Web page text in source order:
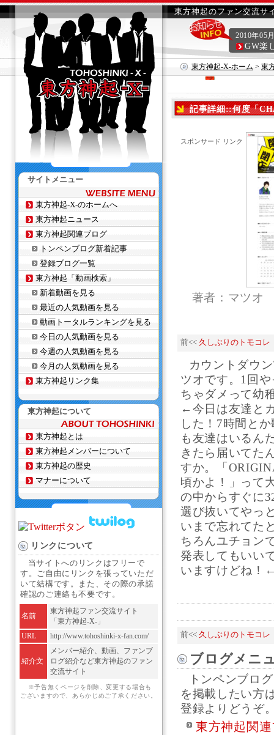
東方神起のファン交流サ
東方神起-X-ホーム > 東
2010年05
GW楽
記事詳細::何度「
スポンサード リンク
著者：マツオ
前<< 久しぶりのトモコレ
カウントダウ
ツオです。1回
ちゃダメって幼
←今日は友達と
した！7時間と
も友達はいるん
きたら届いてた
すか。「
頃かよ！」って
の中からすぐに
選び抜いてやっ
いまで忘れてた
ちろんユチョン
発表してもいい
いますけどね！
前<< 久しぶりのトモコレ
ブログメニ
トンペンブロ
を掲載したい方
登録よりどうぞ
東方神起関
サイトメニュー
東方神起-X-のホームへ
東方神起ニュース
東方神起関連ブログ
トンペンブログ新着記事
登録ブログ一覧
東方神起「動画検索」
新着動画を見る
最近の人気動画を見る
動画トータルランキングを見る
今日の人気動画を見る
今週の人気動画を見る
今月の人気動画を見る
東方神起リンク集
東方神起について
東方神起とは
東方神起メンバーについて
東方神起の歴史
マナーについて
リンクについて
当サイトへのリンクはフリーで
す。ご自由にリンクを張っていただ
いて結構です。また、その際の承諾
確認のご連絡も不要です。
名前
東方神起ファン交流サイト
「東方神起-X-」
URL
http://www.tohoshinki-x-fan.com/
紹介文
メンバー紹介、動画、ファンブ
ログ紹介など東方神起のファン
交流サイト
※予告無くページを削除、変更する場合も
ございますので、あらかじめご了承ください。